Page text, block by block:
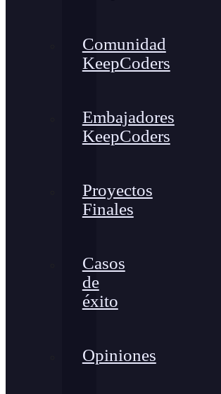
Comunidad
KeepCoders
Embajadores
KeepCoders
Proyectos
Finales
Casos
de
éxito
Opiniones